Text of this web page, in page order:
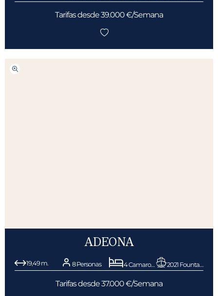
Tarifas desde 39.000 €/Semana
ADEONA
19,49 m. 8 Personas 4 Camarotes 2021 Fountaine Pajot
Tarifas desde 37.000 €/Semana